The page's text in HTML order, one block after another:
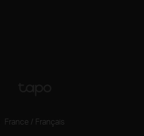
France / Français